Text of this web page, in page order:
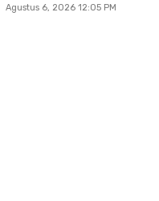
Agustus 6, 2026 12:05 PM